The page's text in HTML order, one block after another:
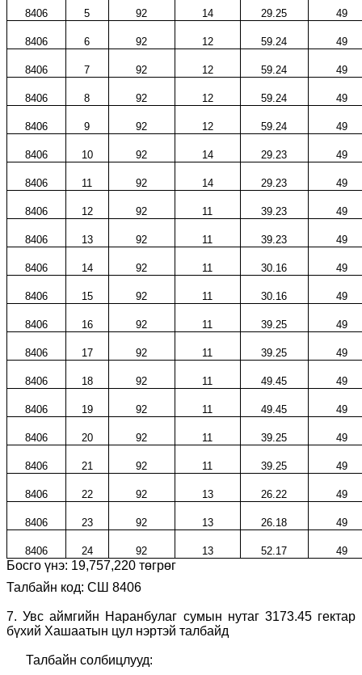
8406 5 92 14 29.25 49
8406 6 92 12 59.24 49
8406 7 92 12 59.24 49
8406 8 92 12 59.24 49
8406 9 92 12 59.24 49
8406 10 92 14 29.23 49
8406 11 92 14 29.23 49
8406 12 92 11 39.23 49
8406 13 92 11 39.23 49
8406 14 92 11 30.16 49
8406 15 92 11 30.16 49
8406 16 92 11 39.25 49
8406 17 92 11 39.25 49
8406 18 92 11 49.45 49
8406 19 92 11 49.45 49
8406 20 92 11 39.25 49
8406 21 92 11 39.25 49
8406 22 92 13 26.22 49
8406 23 92 13 26.18 49
8406 24 92 13 52.17 49
Босго үнэ: 19,757,220 төгрөг
Талбайн код: СШ 8406
7. Увс аймгийн Наранбулаг сумын нутаг 3173.45 гектар
бүхий Хашаатын цул нэртэй талбайд
Талбайн солбицлууд: